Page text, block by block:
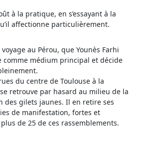
à la pratique, en s’essayant à la
affectionne particulièrement.
voyage au Pérou, que Younès Farhi
médium principal et décide
du centre de Toulouse à la
retrouve par hasard au milieu de la
des gilets jaunes. Il en retire ses
de manifestation, fortes et
de 25 de ces rassemblements.